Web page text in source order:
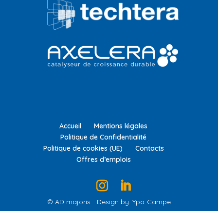
Accueil
Mentions légales
Politique de Confidentialité
Politique de cookies (UE)
Contacts
Offres d’emplois
© AD majoris - Design by: Ypo-Campe